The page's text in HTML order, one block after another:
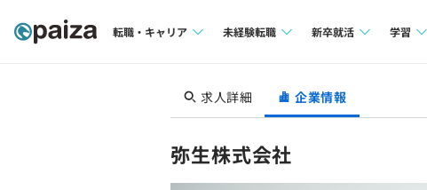
転職・キャリア
転職成功ガイド
未経験転職
求人検索
転職成功ガイド
新卒就活
本選考
学習
求人詳細 企業情報
弥生株式会社